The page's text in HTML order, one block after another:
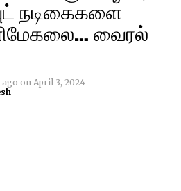
நடிகைகளை
வைரல்
ago on April 3, 2024